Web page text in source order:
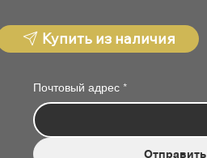
Почтовый адрес *
Отправить
Купить из наличия